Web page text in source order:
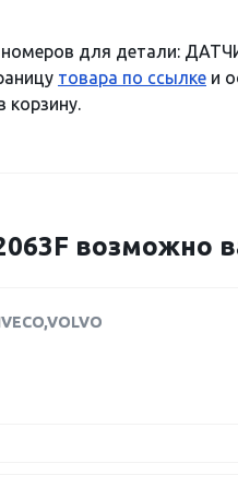
номеров для детали:
товара по ссылке и
корзину.
возможно